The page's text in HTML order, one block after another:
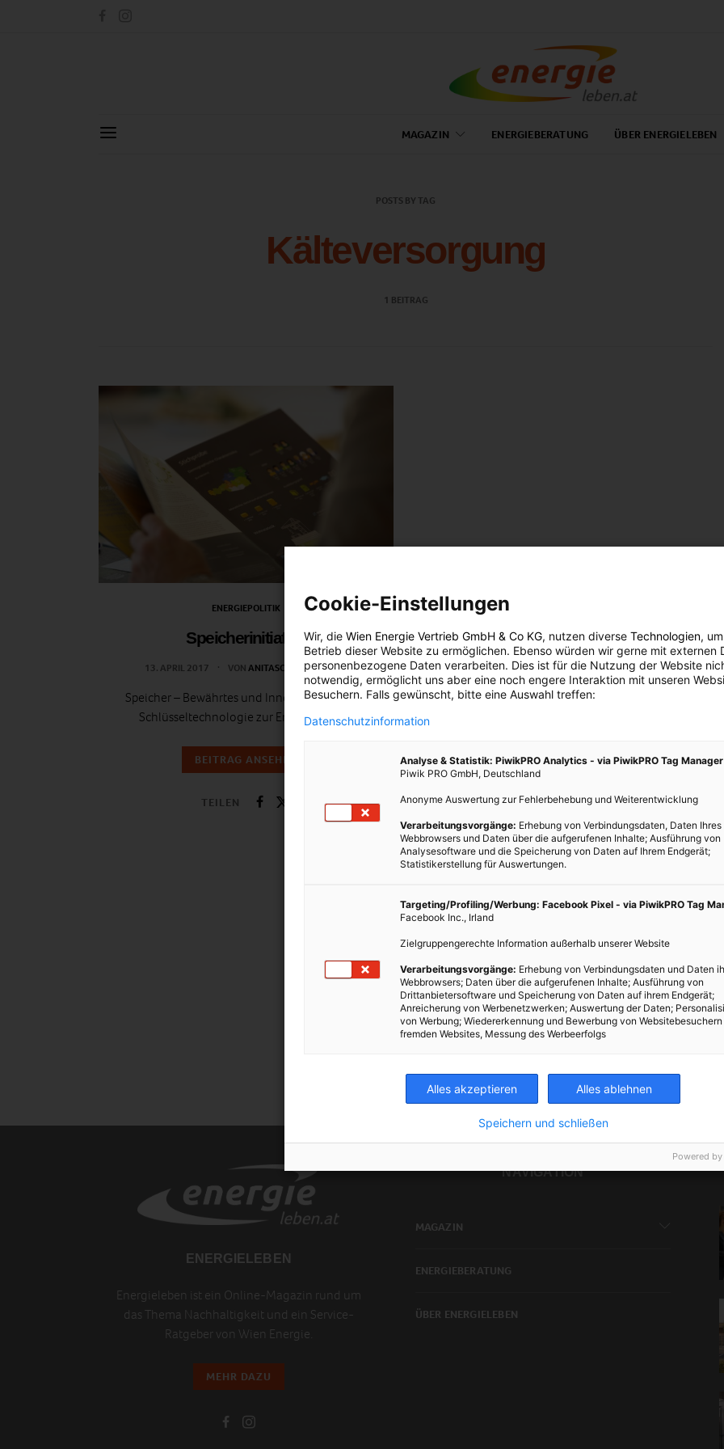
MAGAZIN ENERGIEBERATUNG ÜBER ENERGIELEBEN
POSTS BY TAG
Kälteversorgung
1 BEITRAG
ENERGIEPOLITIK
Speicherinitiative
13. APRIL 2017 VONANITASCHERNHAMMER
Speicher – Bewährtes und Innovatives aus der
Schlüsseltechnologie zur Energiewende
BEITRAG ANSEHEN
TEILEN
ENERGIELEBEN
Energieleben ist ein Online-Magazin rund um
das Thema Nachhaltigkeit und ein Service-
Ratgeber von Wien Energie.
MEHR DAZU
NAVIGATION
MAGAZIN
ENERGIEBERATUNG
ÜBER ENERGIELEBEN
Cookie-Einstellungen
Wir, die Wien Energie Vertrieb GmbH & Co KG, nutzen diverse Technologien,
Betrieb dieser Website zu ermöglichen. Ebenso würden wir gerne mit externen
personenbezogene Daten verarbeiten. Dies ist für die Nutzung der Website
notwendig, ermöglicht uns aber eine noch engere Interaktion mit unseren
Besuchern. Falls gewünscht, bitte eine Auswahl treffen:
Datenschutzinformation
Analyse & Statistik: PiwikPRO Analytics - via PiwikPRO Tag Manager
Piwik PRO GmbH, Deutschland
Anonyme Auswertung zur Fehlerbehebung und Weiterentwicklung
Verarbeitungsvorgänge: Erhebung von Verbindungsdaten, Daten Ihres
Webbrowsers und Daten über die aufgerufenen Inhalte; Ausführung von
Analysesoftware und die Speicherung von Daten auf Ihrem Endgerät;
Statistikerstellung für Auswertungen.
Targeting/Profiling/Werbung: Facebook Pixel - via PiwikPRO Tag
Facebook Inc., Irland
Zielgruppengerechte Information außerhalb unserer Website
Verarbeitungsvorgänge: Erhebung von Verbindungsdaten und Daten
Webbrowsers; Daten über die aufgerufenen Inhalte; Ausführung von
Drittanbietersoftware und Speicherung von Daten auf ihrem Endgerät;
Anreicherung von Werbenetzwerken; Auswertung der Daten;
von Werbung; Wiedererkennung und Bewerbung von
fremden Websites, Messung des Werbeerfolgs
Alles akzeptieren Alles ablehnen
Speichern und schließen
Powered by